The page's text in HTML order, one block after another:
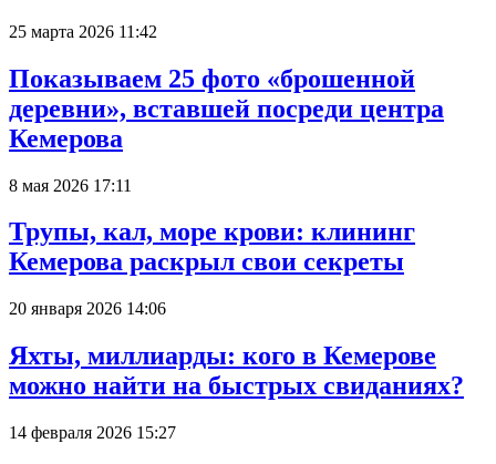
25 марта 2026 11:42
Показываем 25 фото «брошенной
деревни», вставшей посреди центра
Кемерова
8 мая 2026 17:11
Трупы, кал, море крови: клининг
Кемерова раскрыл свои секреты
20 января 2026 14:06
Яхты, миллиарды: кого в Кемерове
можно найти на быстрых свиданиях?
14 февраля 2026 15:27